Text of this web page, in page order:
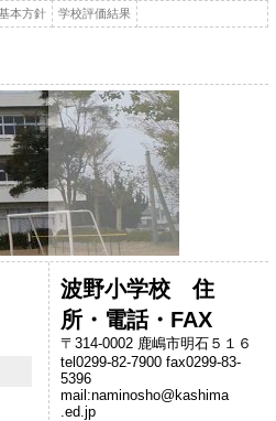
本方針 学校評価結果
波野小学校 住
所・電話・FAX
〒314-0002 鹿嶋市明石５１６
tel0299-82-7900 fax0299-83-
5396
mail:naminosho@kashima
.ed.jp